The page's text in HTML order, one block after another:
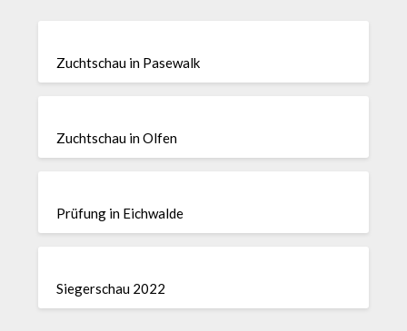
Zuchtschau in Pasewalk
Zuchtschau in Olfen
Prüfung in Eichwalde
Siegerschau 2022